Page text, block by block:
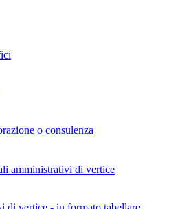
o consulenza
amministrativi di vertice